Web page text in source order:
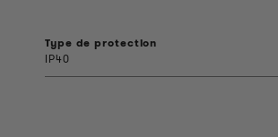
Type de protection
IP40